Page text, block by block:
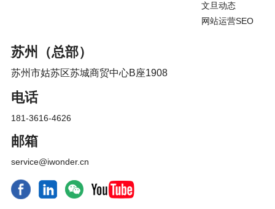
文旦动态
网站运营SEO
苏州（总部）
苏州市姑苏区苏城商贸中心B座1908
电话
181-3616-4626
邮箱
service@iwonder.cn